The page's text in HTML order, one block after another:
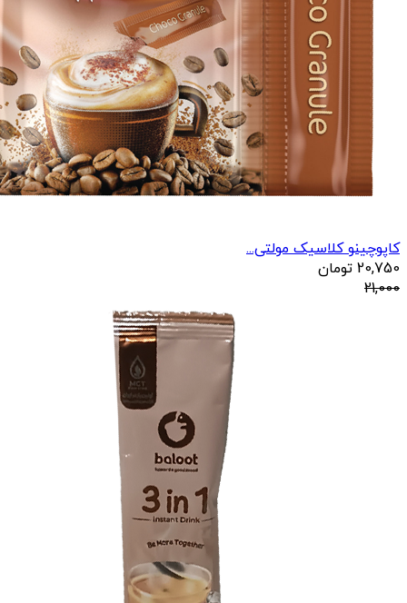
کاپوچینو کلاسیک مولتی...
20,750 تومان
21,000